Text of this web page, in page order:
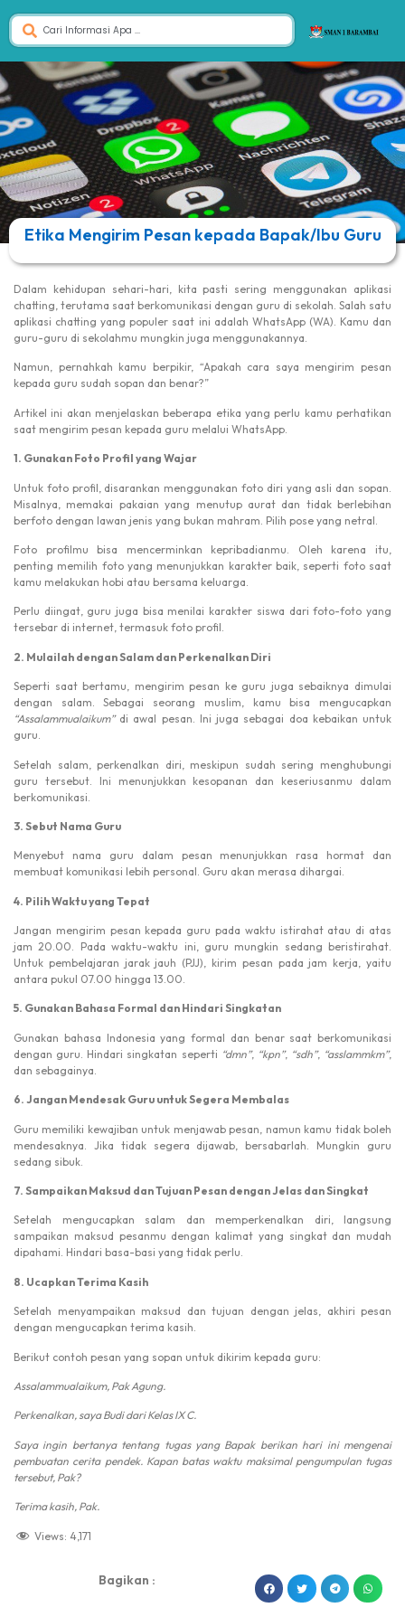
Etika Mengirim Pesan kepada Bapak/Ibu Guru
Dalam kehidupan sehari-hari, kita pasti sering menggunakan aplikasi
chatting, terutama saat berkomunikasi dengan guru di sekolah. Salah satu
aplikasi chatting yang populer saat ini adalah WhatsApp (WA). Kamu dan
guru-guru di sekolahmu mungkin juga menggunakannya.
Namun, pernahkah kamu berpikir, “Apakah cara saya mengirim pesan
kepada guru sudah sopan dan benar?”
Artikel ini akan menjelaskan beberapa etika yang perlu kamu perhatikan
saat mengirim pesan kepada guru melalui WhatsApp.
1. Gunakan Foto Profil yang Wajar
Untuk foto profil, disarankan menggunakan foto diri yang asli dan sopan.
Misalnya, memakai pakaian yang menutup aurat dan tidak berlebihan
berfoto dengan lawan jenis yang bukan mahram. Pilih pose yang netral.
Foto profilmu bisa mencerminkan kepribadianmu. Oleh karena itu,
penting memilih foto yang menunjukkan karakter baik, seperti foto saat
kamu melakukan hobi atau bersama keluarga.
Perlu diingat, guru juga bisa menilai karakter siswa dari foto-foto yang
tersebar di internet, termasuk foto profil.
2. Mulailah dengan Salam dan Perkenalkan Diri
Seperti saat bertamu, mengirim pesan ke guru juga sebaiknya dimulai
dengan salam. Sebagai seorang muslim, kamu bisa mengucapkan
“Assalammualaikum”di awal pesan. Ini juga sebagai doa kebaikan untuk
guru.
Setelah salam, perkenalkan diri, meskipun sudah sering menghubungi
guru tersebut. Ini menunjukkan kesopanan dan keseriusanmu dalam
berkomunikasi.
3. Sebut Nama Guru
Menyebut nama guru dalam pesan menunjukkan rasa hormat dan
membuat komunikasi lebih personal. Guru akan merasa dihargai.
4. Pilih Waktu yang Tepat
Jangan mengirim pesan kepada guru pada waktu istirahat atau di atas
jam 20.00. Pada waktu-waktu ini, guru mungkin sedang beristirahat.
Untuk pembelajaran jarak jauh (PJJ), kirim pesan pada jam kerja, yaitu
antara pukul 07.00 hingga 13.00.
5. Gunakan Bahasa Formal dan Hindari Singkatan
Gunakan bahasa Indonesia yang formal dan benar saat berkomunikasi
dengan guru. Hindari singkatan seperti “dmn”, “kpn”, “sdh”, “asslammkm”,
dan sebagainya.
6. Jangan Mendesak Guru untuk Segera Membalas
Guru memiliki kewajiban untuk menjawab pesan, namun kamu tidak boleh
mendesaknya. Jika tidak segera dijawab, bersabarlah. Mungkin guru
sedang sibuk.
7. Sampaikan Maksud dan Tujuan Pesan dengan Jelas dan Singkat
Setelah mengucapkan salam dan memperkenalkan diri, langsung
sampaikan maksud pesanmu dengan kalimat yang singkat dan mudah
dipahami. Hindari basa-basi yang tidak perlu.
8. Ucapkan Terima Kasih
Setelah menyampaikan maksud dan tujuan dengan jelas, akhiri pesan
dengan mengucapkan terima kasih.
Berikut contoh pesan yang sopan untuk dikirim kepada guru:
Assalammualaikum, Pak Agung.
Perkenalkan, saya Budi dari Kelas IX C.
Saya ingin bertanya tentang tugas yang Bapak berikan hari ini mengenai
pembuatan cerita pendek. Kapan batas waktu maksimal pengumpulan tugas
tersebut, Pak?
Terima kasih, Pak.
Views: 4,171
Bagikan :